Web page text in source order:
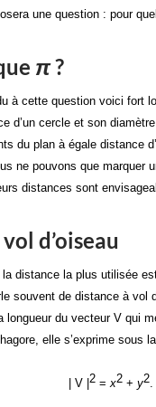
une question : pour
π?
à cette question voici fort
d’un cercle et son
du plan à égale distance
ne pouvons que marquer
distances sont
d’oiseau
distance la plus utilisée
souvent de distance à vol
longueur du vecteur V qui
elle s’exprime sous
| V | 2 =x2 + y2.